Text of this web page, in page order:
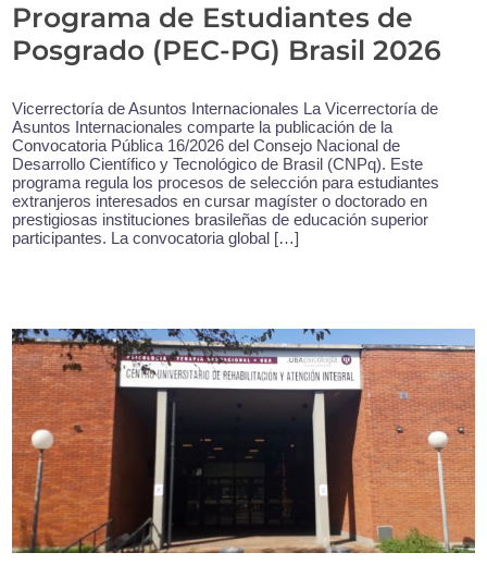
Programa de Estudiantes de
Posgrado (PEC-PG) Brasil 2026
Vicerrectoría de Asuntos Internacionales La Vicerrectoría de
Asuntos Internacionales comparte la publicación de la
Convocatoria Pública 16/2026 del Consejo Nacional de
Desarrollo Científico y Tecnológico de Brasil (CNPq). Este
programa regula los procesos de selección para estudiantes
extranjeros interesados en cursar magíster o doctorado en
prestigiosas instituciones brasileñas de educación superior
participantes. La convocatoria global […]